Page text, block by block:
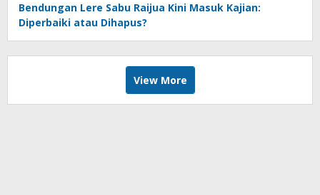
Bendungan Lere Sabu Raijua Kini Masuk Kajian:
Diperbaiki atau Dihapus?
View More